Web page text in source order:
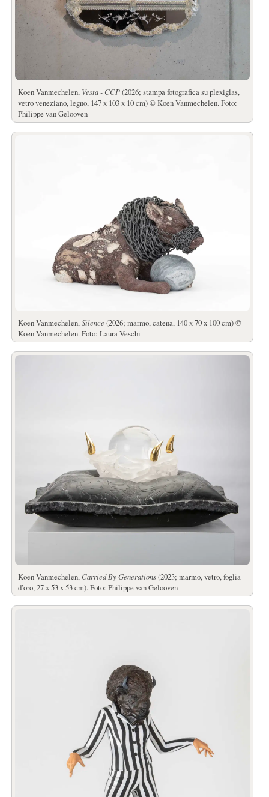
Koen Vanmechelen, Vesta - CCP(2026; stampa fotografica su plexiglas,
vetro veneziano, legno, 147 x 103 x 10 cm) © Koen Vanmechelen. Foto:
Philippe van Gelooven
Koen Vanmechelen,Silence (2026; marmo, catena, 140 x 70 x 100 cm) ©
Koen Vanmechelen. Foto: Laura Veschi
Koen Vanmechelen, Carried By Generations(2023; marmo, vetro, foglia
d’oro, 27 x 53 x 53 cm). Foto: Philippe van Gelooven